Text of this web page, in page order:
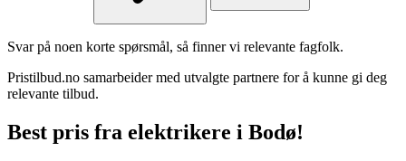
Svar på noen korte spørsmål, så finner vi relevante fagfolk.
Pristilbud.no samarbeider med utvalgte partnere for å kunne gi deg
relevante tilbud.
Best pris fra elektrikere i Bodø!